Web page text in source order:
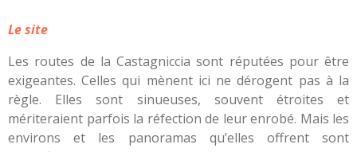
Le site
Les routes de la Castagniccia sont réputées pour être
exigeantes. Celles qui mènent ici ne dérogent pas à la
règle. Elles sont sinueuses, souvent étroites et
mériteraient parfois la réfection de leur enrobé. Mais les
environs et les panoramas qu’elles offrent sont